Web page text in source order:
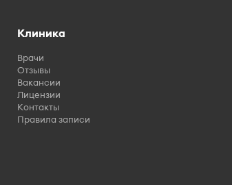
Клиника
Врачи
Отзывы
Вакансии
Лицензии
Контакты
Правила записи